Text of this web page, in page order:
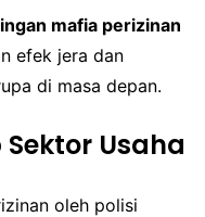
mafia perizinan
efek jera dan
di masa depan.
Usaha
oleh polisi